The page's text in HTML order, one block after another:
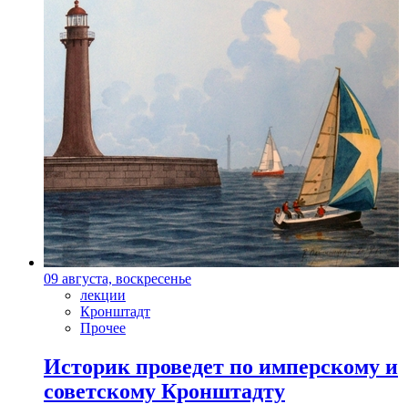
09 августа, воскресенье
лекции
Кронштадт
Прочее
Историк проведет по имперскому и
советскому Кронштадту